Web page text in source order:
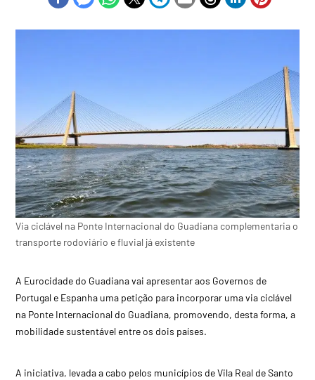
Via ciclável na Ponte Internacional do Guadiana complementaria o
transporte rodoviário e fluvial já existente
A Eurocidade do Guadiana vai apresentar aos Governos de
Portugal e Espanha uma petição para incorporar uma via ciclável
na Ponte Internacional do Guadiana, promovendo, desta forma, a
mobilidade sustentável entre os dois países.
A iniciativa, levada a cabo pelos municípios de Vila Real de Santo